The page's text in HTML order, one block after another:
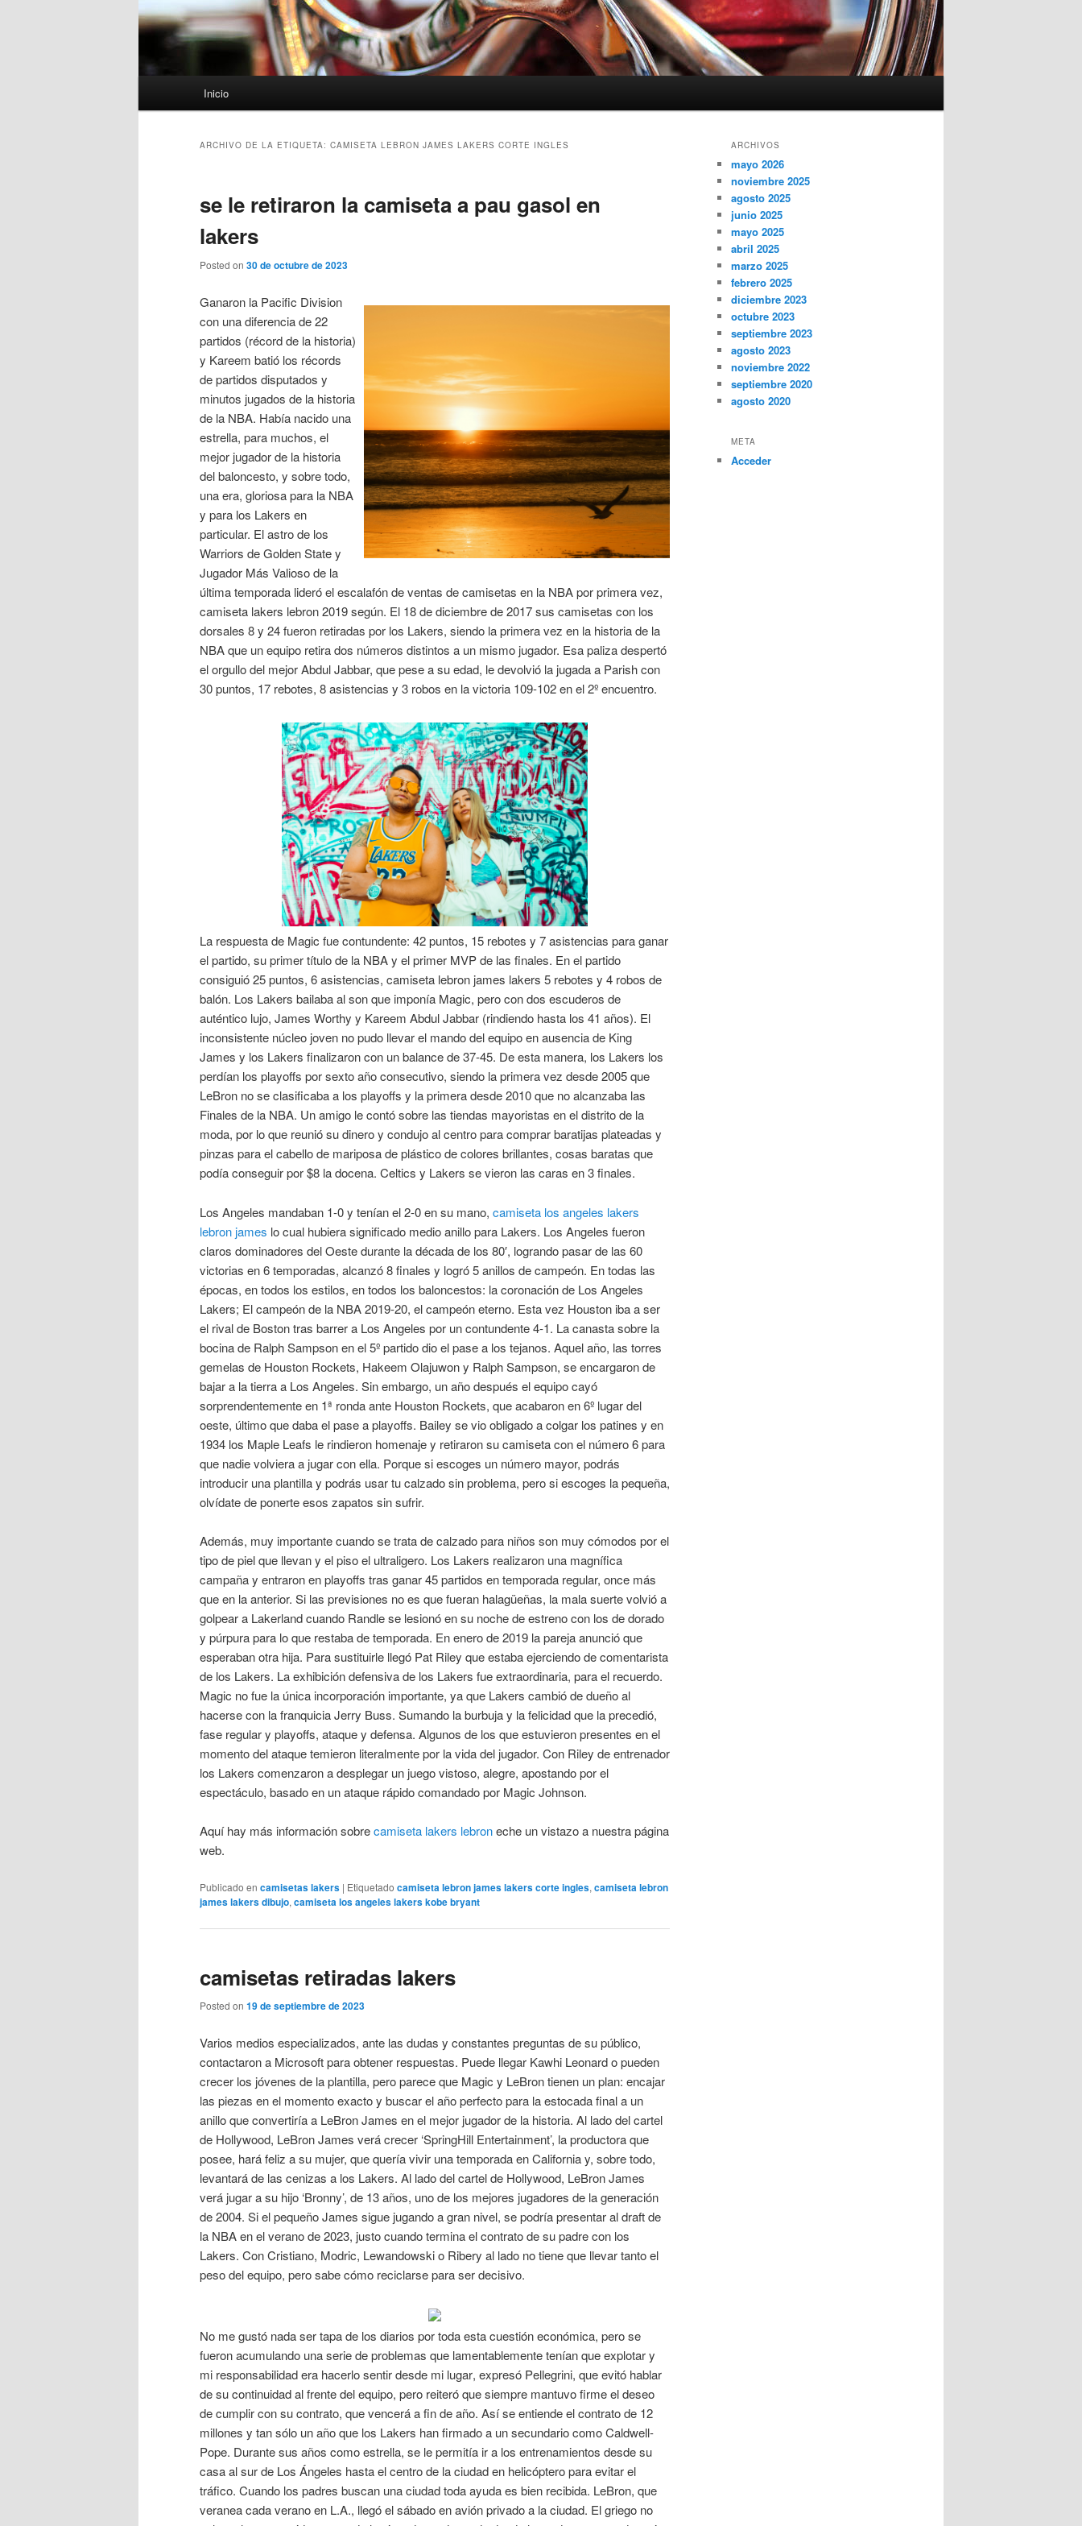
Inicio
ARCHIVO DE LA ETIQUETA: CAMISETA LEBRON JAMES LAKERS CORTE INGLES
se le retiraron la camiseta a pau gasol en
lakers
Posted on 30 de octubre de 2023
Ganaron la Pacific Division
con una diferencia de 22
partidos (récord de la historia)
y Kareem batió los récords
de partidos disputados y
minutos jugados de la historia
de la NBA. Había nacido una
estrella, para muchos, el
mejor jugador de la historia
del baloncesto, y sobre todo,
una era, gloriosa para la NBA
y para los Lakers en
particular. El astro de los
Warriors de Golden State y
Jugador Más Valioso de la
última temporada lideró el escalafón de ventas de camisetas en la NBA por primera vez,
camiseta lakers lebron 2019 según. El 18 de diciembre de 2017 sus camisetas con los
dorsales 8 y 24 fueron retiradas por los Lakers, siendo la primera vez en la historia de la
NBA que un equipo retira dos números distintos a un mismo jugador. Esa paliza despertó
el orgullo del mejor Abdul Jabbar, que pese a su edad, le devolvió la jugada a Parish con
30 puntos, 17 rebotes, 8 asistencias y 3 robos en la victoria 109-102 en el 2º encuentro.
La respuesta de Magic fue contundente: 42 puntos, 15 rebotes y 7 asistencias para ganar
el partido, su primer título de la NBA y el primer MVP de las finales. En el partido
consiguió 25 puntos, 6 asistencias, camiseta lebron james lakers 5 rebotes y 4 robos de
balón. Los Lakers bailaba al son que imponía Magic, pero con dos escuderos de
auténtico lujo, James Worthy y Kareem Abdul Jabbar (rindiendo hasta los 41 años). El
inconsistente núcleo joven no pudo llevar el mando del equipo en ausencia de King
James y los Lakers finalizaron con un balance de 37-45. De esta manera, los Lakers los
perdían los playoffs por sexto año consecutivo, siendo la primera vez desde 2005 que
LeBron no se clasificaba a los playoffs y la primera desde 2010 que no alcanzaba las
Finales de la NBA. Un amigo le contó sobre las tiendas mayoristas en el distrito de la
moda, por lo que reunió su dinero y condujo al centro para comprar baratijas plateadas y
pinzas para el cabello de mariposa de plástico de colores brillantes, cosas baratas que
podía conseguir por $8 la docena. Celtics y Lakers se vieron las caras en 3 finales.
Los Angeles mandaban 1-0 y tenían el 2-0 en su mano, camiseta los angeles lakers
lebron james lo cual hubiera significado medio anillo para Lakers. Los Angeles fueron
claros dominadores del Oeste durante la década de los 80′, logrando pasar de las 60
victorias en 6 temporadas, alcanzó 8 finales y logró 5 anillos de campeón. En todas las
épocas, en todos los estilos, en todos los baloncestos: la coronación de Los Angeles
Lakers; El campeón de la NBA 2019-20, el campeón eterno. Esta vez Houston iba a ser
el rival de Boston tras barrer a Los Angeles por un contundente 4-1. La canasta sobre la
bocina de Ralph Sampson en el 5º partido dio el pase a los tejanos. Aquel año, las torres
gemelas de Houston Rockets, Hakeem Olajuwon y Ralph Sampson, se encargaron de
bajar a la tierra a Los Angeles. Sin embargo, un año después el equipo cayó
sorprendentemente en 1ª ronda ante Houston Rockets, que acabaron en 6º lugar del
oeste, último que daba el pase a playoffs. Bailey se vio obligado a colgar los patines y en
1934 los Maple Leafs le rindieron homenaje y retiraron su camiseta con el número 6 para
que nadie volviera a jugar con ella. Porque si escoges un número mayor, podrás
introducir una plantilla y podrás usar tu calzado sin problema, pero si escoges la pequeña,
olvídate de ponerte esos zapatos sin sufrir.
Además, muy importante cuando se trata de calzado para niños son muy cómodos por el
tipo de piel que llevan y el piso el ultraligero. Los Lakers realizaron una magnífica
campaña y entraron en playoffs tras ganar 45 partidos en temporada regular, once más
que en la anterior. Si las previsiones no es que fueran halagüeñas, la mala suerte volvió a
golpear a Lakerland cuando Randle se lesionó en su noche de estreno con los de dorado
y púrpura para lo que restaba de temporada. En enero de 2019 la pareja anunció que
esperaban otra hija. Para sustituirle llegó Pat Riley que estaba ejerciendo de comentarista
de los Lakers. La exhibición defensiva de los Lakers fue extraordinaria, para el recuerdo.
Magic no fue la única incorporación importante, ya que Lakers cambió de dueño al
hacerse con la franquicia Jerry Buss. Sumando la burbuja y la felicidad que la precedió,
fase regular y playoffs, ataque y defensa. Algunos de los que estuvieron presentes en el
momento del ataque temieron literalmente por la vida del jugador. Con Riley de entrenador
los Lakers comenzaron a desplegar un juego vistoso, alegre, apostando por el
espectáculo, basado en un ataque rápido comandado por Magic Johnson.
Aquí hay más información sobrecamiseta lakers lebroneche un vistazo a nuestra página
web.
Publicado en camisetas lakers | Etiquetado camiseta lebron james lakers corte ingles, camiseta lebron
james lakers dibujo, camiseta los angeles lakers kobe bryant
camisetas retiradas lakers
Posted on 19 de septiembre de 2023
Varios medios especializados, ante las dudas y constantes preguntas de su público,
contactaron a Microsoft para obtener respuestas. Puede llegar Kawhi Leonard o pueden
crecer los jóvenes de la plantilla, pero parece que Magic y LeBron tienen un plan: encajar
las piezas en el momento exacto y buscar el año perfecto para la estocada final a un
anillo que convertiría a LeBron James en el mejor jugador de la historia. Al lado del cartel
de Hollywood, LeBron James verá crecer ‘SpringHill Entertainment’, la productora que
posee, hará feliz a su mujer, que quería vivir una temporada en California y, sobre todo,
levantará de las cenizas a los Lakers. Al lado del cartel de Hollywood, LeBron James
verá jugar a su hijo ‘Bronny’, de 13 años, uno de los mejores jugadores de la generación
de 2004. Si el pequeño James sigue jugando a gran nivel, se podría presentar al draft de
la NBA en el verano de 2023, justo cuando termina el contrato de su padre con los
Lakers. Con Cristiano, Modric, Lewandowski o Ribery al lado no tiene que llevar tanto el
peso del equipo, pero sabe cómo reciclarse para ser decisivo.
No me gustó nada ser tapa de los diarios por toda esta cuestión económica, pero se
fueron acumulando una serie de problemas que lamentablemente tenían que explotar y
mi responsabilidad era hacerlo sentir desde mi lugar, expresó Pellegrini, que evitó hablar
de su continuidad al frente del equipo, pero reiteró que siempre mantuvo firme el deseo
de cumplir con su contrato, que vencerá a fin de año. Así se entiende el contrato de 12
millones y tan sólo un año que los Lakers han firmado a un secundario como Caldwell-
Pope. Durante sus años como estrella, se le permitía ir a los entrenamientos desde su
casa al sur de Los Ángeles hasta el centro de la ciudad en helicóptero para evitar el
tráfico. Cuando los padres buscan una ciudad toda ayuda es bien recibida. LeBron, que
veranea cada verano en L.A., llegó el sábado en avión privado a la ciudad. El griego no
ARCHIVOS
mayo 2026
noviembre 2025
agosto 2025
junio 2025
mayo 2025
abril 2025
marzo 2025
febrero 2025
diciembre 2023
octubre 2023
septiembre 2023
agosto 2023
noviembre 2022
septiembre 2020
agosto 2020
META
Acceder